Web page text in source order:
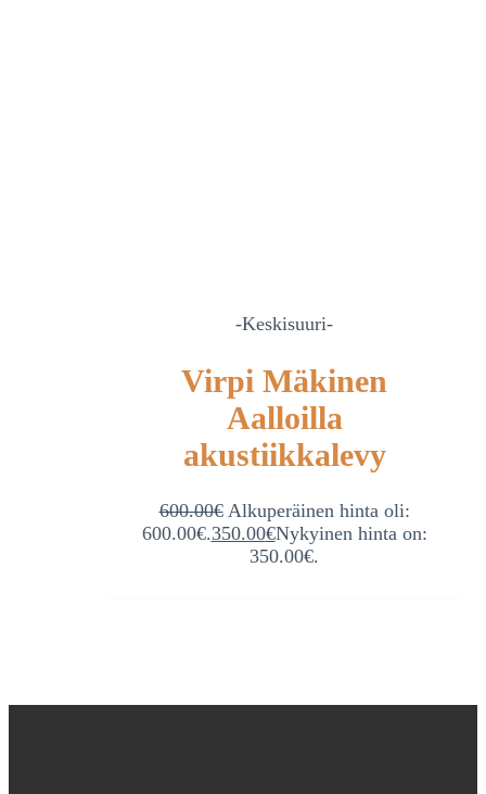
-Keskisuuri-
Virpi Mäkinen
Aalloilla
akustiikkalevy
600.00€ Alkuperäinen hinta oli:
600.00€.350.00€Nykyinen hinta on:
350.00€.